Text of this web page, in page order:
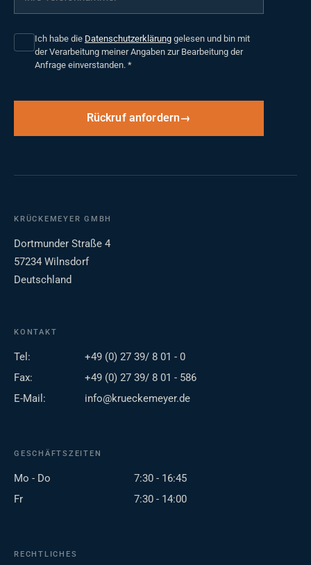
Ich habe die Datenschutzerklärung gelesen und bin mit
der Verarbeitung meiner Angaben zur Bearbeitung der
Anfrage einverstanden. *
Rückruf anfordern
KRÜCKEMEYER GMBH
Dortmunder Straße 4
57234 Wilnsdorf
Deutschland
KONTAKT
Tel:
+49 (0) 27 39/ 8 01 - 0
Fax:
+49 (0) 27 39/ 8 01 - 586
E-Mail:
info@krueckemeyer.de
GESCHÄFTSZEITEN
Mo - Do
7:30 - 16:45
Fr
7:30 - 14:00
RECHTLICHES